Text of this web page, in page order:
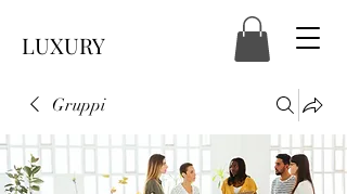
LUXURY
Gruppi